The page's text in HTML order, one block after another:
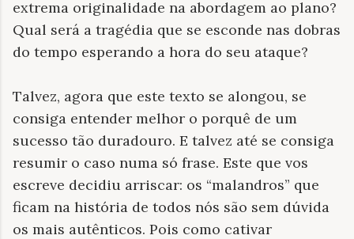
extrema originalidade na abordagem ao plano?
Qual será a tragédia que se esconde nas dobras
do tempo esperando a hora do seu ataque?
Talvez, agora que este texto se alongou, se
consiga entender melhor o porquê de um
sucesso tão duradouro. E talvez até se consiga
resumir o caso numa só frase. Este que vos
escreve decidiu arriscar: os “malandros” que
ficam na história de todos nós são sem dúvida
os mais autênticos. Pois como cativar